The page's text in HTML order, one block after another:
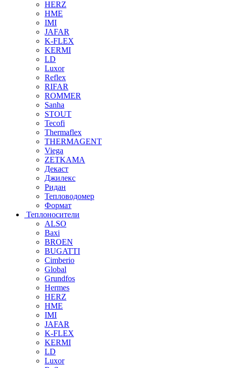
HERZ
HME
IMI
JAFAR
K-FLEX
KERMI
LD
Luxor
Reflex
RIFAR
ROMMER
Sanha
STOUT
Tecofi
Thermaflex
THERMAGENT
Viega
ZETKAMA
Декаст
Джилекс
Ридан
Тепловодомер
Формат
Теплоносители
ALSO
Baxi
BROEN
BUGATTI
Cimberio
Global
Grundfos
Hermes
HERZ
HME
IMI
JAFAR
K-FLEX
KERMI
LD
Luxor